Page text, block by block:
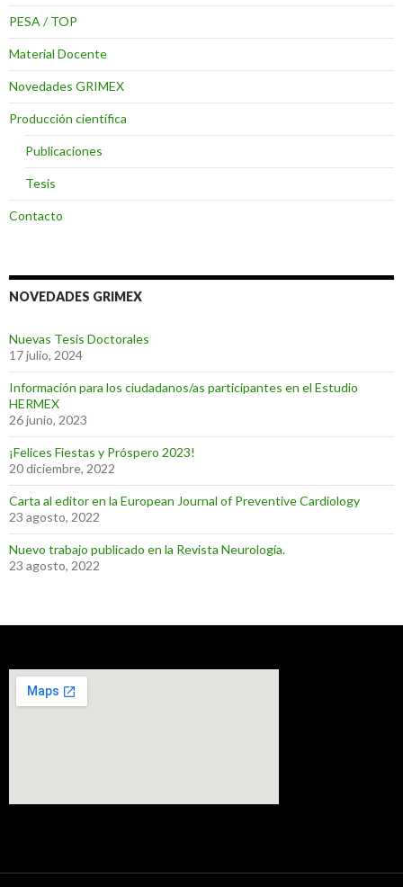
PESA / TOP
Material Docente
Novedades GRIMEX
Producción científica
Publicaciones
Tesis
Contacto
NOVEDADES GRIMEX
Nuevas Tesis Doctorales
17 julio, 2024
Información para los ciudadanos/as participantes en el Estudio
HERMEX
26 junio, 2023
¡Felices Fiestas y Próspero 2023!
20 diciembre, 2022
Carta al editor en la European Journal of Preventive Cardiology
23 agosto, 2022
Nuevo trabajo publicado en la Revista Neurología.
23 agosto, 2022